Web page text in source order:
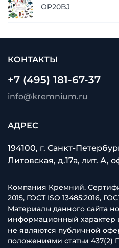
OP20BJ
КОНТАКТЫ
+7 (495) 181-67-37
info@kremnium.ru
АДРЕС
194100, г. Санкт-
Литовская, д.17а, лит. А,
Компания Кремний.
2015, ГОСТ ISO 13485:2016,
Материалы данного сайта
информационный характер
не являются публичной
положениями статьи 437(2)